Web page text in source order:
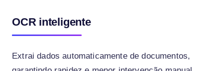
OCR inteligente
Extrai dados automaticamente de documentos,